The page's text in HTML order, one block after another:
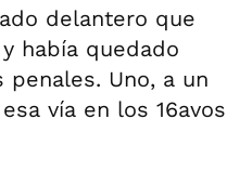
delantero que
había quedado
Uno, a un
vía en los 16avos